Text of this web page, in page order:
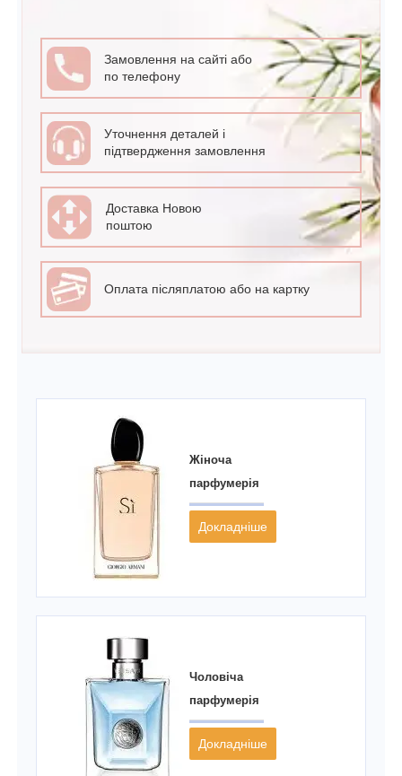
Замовлення на сайті або
по телефону
Уточнення деталей і
підтвердження замовлення
Доставка Новою
поштою
Оплата післяплатою або на картку
Жіноча
парфумерія
Докладніше
Чоловіча
парфумерія
Докладніше